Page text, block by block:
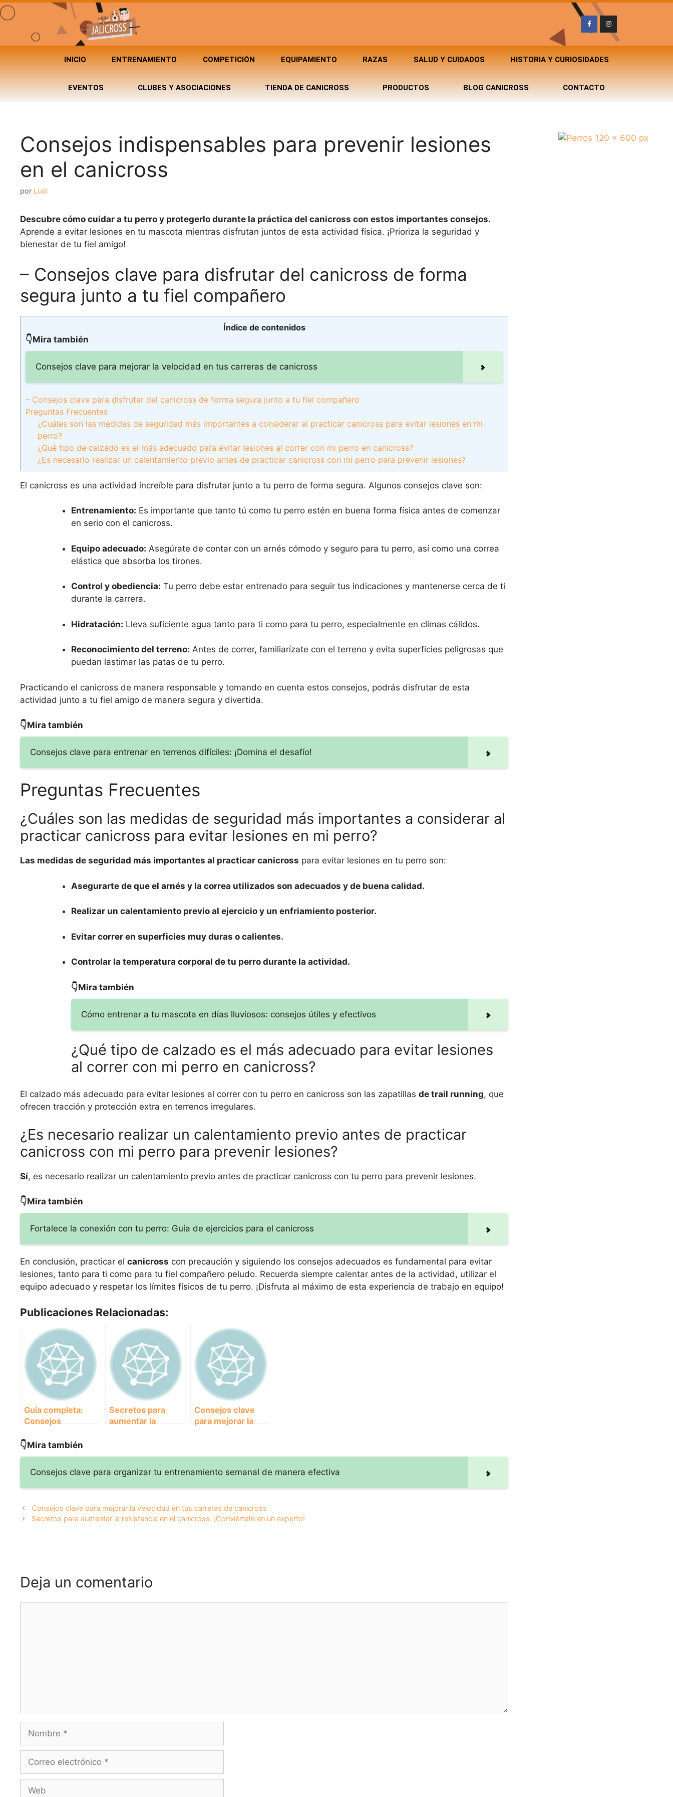
INICIO ENTRENAMIENTO COMPETICIÓN EQUIPAMIENTO RAZAS SALUD Y CUIDADOS HISTORIA Y CURIOSIDADES
EVENTOS CLUBES Y ASOCIACIONES TIENDA DE CANICROSS PRODUCTOS BLOG CANICROSS CONTACTO
Consejos indispensables para prevenir lesiones
en el canicross
por Ludi
Descubre cómo cuidar a tu perro y protegerlo durante la práctica del canicross con estos importantes consejos.
Aprende a evitar lesiones en tu mascota mientras disfrutan juntos de esta actividad física. ¡Prioriza la seguridad y
bienestar de tu fiel amigo!
– Consejos clave para disfrutar del canicross de forma
segura junto a tu fiel compañero
Índice de contenidos
👇Mira también
Consejos clave para mejorar la velocidad en tus carreras de canicross
– Consejos clave para disfrutar del canicross de forma segura junto a tu fiel compañero
Preguntas Frecuentes
¿Cuáles son las medidas de seguridad más importantes a considerar al practicar canicross para evitar lesiones en mi
perro?
¿Qué tipo de calzado es el más adecuado para evitar lesiones al correr con mi perro en canicross?
¿Es necesario realizar un calentamiento previo antes de practicar canicross con mi perro para prevenir lesiones?
El canicross es una actividad increíble para disfrutar junto a tu perro de forma segura. Algunos consejos clave son:
Entrenamiento: Es importante que tanto tú como tu perro estén en buena forma física antes de comenzar
en serio con el canicross.
Equipo adecuado: Asegúrate de contar con un arnés cómodo y seguro para tu perro, así como una correa
elástica que absorba los tirones.
Control y obediencia: Tu perro debe estar entrenado para seguir tus indicaciones y mantenerse cerca de ti
durante la carrera.
Hidratación: Lleva suficiente agua tanto para ti como para tu perro, especialmente en climas cálidos.
Reconocimiento del terreno: Antes de correr, familiarízate con el terreno y evita superficies peligrosas que
puedan lastimar las patas de tu perro.
Practicando el canicross de manera responsable y tomando en cuenta estos consejos, podrás disfrutar de esta
actividad junto a tu fiel amigo de manera segura y divertida.
👇Mira también
Consejos clave para entrenar en terrenos difíciles: ¡Domina el desafío!
Preguntas Frecuentes
¿Cuáles son las medidas de seguridad más importantes a considerar al
practicar canicross para evitar lesiones en mi perro?
Las medidas de seguridad más importantes al practicar canicross para evitar lesiones en tu perro son:
Asegurarte de que el arnés y la correa utilizados son adecuados y de buena calidad.
Realizar un calentamiento previo al ejercicio y un enfriamiento posterior.
Evitar correr en superficies muy duras o calientes.
Controlar la temperatura corporal de tu perro durante la actividad.
👇Mira también
Cómo entrenar a tu mascota en días lluviosos: consejos útiles y efectivos
¿Qué tipo de calzado es el más adecuado para evitar lesiones
al correr con mi perro en canicross?
El calzado más adecuado para evitar lesiones al correr con tu perro en canicross son las zapatillas de trail running, que
ofrecen tracción y protección extra en terrenos irregulares.
¿Es necesario realizar un calentamiento previo antes de practicar
canicross con mi perro para prevenir lesiones?
Sí, es necesario realizar un calentamiento previo antes de practicar canicross con tu perro para prevenir lesiones.
👇Mira también
Fortalece la conexión con tu perro: Guía de ejercicios para el canicross
En conclusión, practicar el canicross con precaución y siguiendo los consejos adecuados es fundamental para evitar
lesiones, tanto para ti como para tu fiel compañero peludo. Recuerda siempre calentar antes de la actividad, utilizar el
equipo adecuado y respetar los límites físicos de tu perro. ¡Disfruta al máximo de esta experiencia de trabajo en equipo!
Publicaciones Relacionadas:
Guía completa:
Consejos
entrenamiento
Secretos para
aumentar la
Consejos clave
para mejorar la
👇Mira también
Consejos clave para organizar tu entrenamiento semanal de manera efectiva
Consejos clave para mejorar la velocidad en tus carreras de canicross
Secretos para aumentar la resistencia en el canicross: ¡Conviértete en un experto!
Deja un comentario